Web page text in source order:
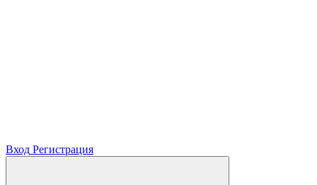
Вход Регистрация